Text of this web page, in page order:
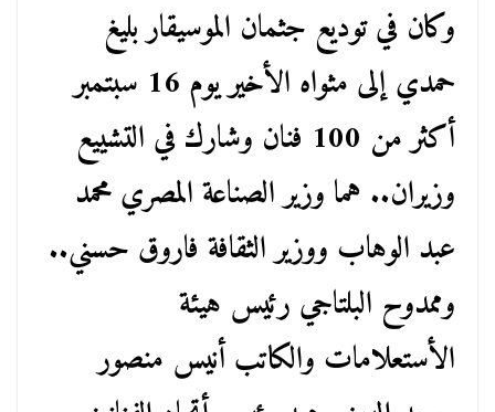
وكان في توديع جثمان الموسيقار بليغ
حمدي إلى مثواه الأخير يوم 16 سبتمبر
أكثر من 100 فنان وشارك في التشييع
وزيران.. هما وزير الصناعة المصري محمد
عبد الوهاب ووزير الثقافة فاروق حسني..
وممدوح البلتاجي رئيس هيئة
الأستعلامات والكاتب أنيس منصور